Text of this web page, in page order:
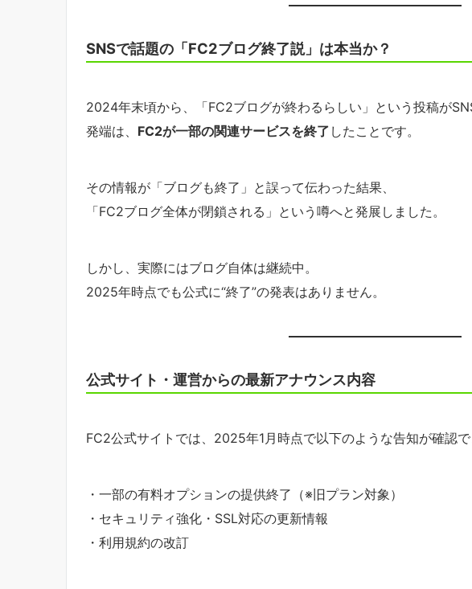
SNSで話題の「FC2ブログ終了説」は本当か？
2024年末頃から、「FC2ブログが終わるらしい」という投稿が
発端は、 FC2が一部の関連サービスを終了 したことです。
その情報が「ブログも終了」と誤って伝わった結果、
「FC2ブログ全体が閉鎖される」という噂へと発展しました。
しかし、実際にはブログ自体は継続中。
2025年時点でも公式に“終了”の発表はありません。
公式サイト・運営からの最新アナウンス内容
FC2公式サイトでは、2025年1月時点で以下のような告知が確認で
・一部の有料オプションの提供終了（※旧プラン対象）
・セキュリティ強化・SSL対応の更新情報
・利用規約の改訂